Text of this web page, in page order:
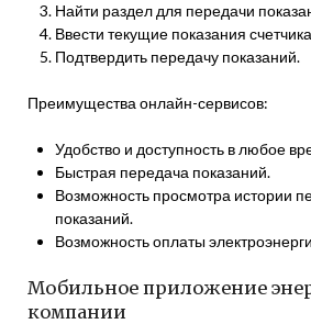
Найти раздел для передачи
Ввести текущие показания
Подтвердить передачу показаний.
Преимущества онлайн-сервисов:
Удобство и доступность в любое
Быстрая передача показаний.
Возможность просмотра истории
показаний.
Возможность оплаты
Мобильное приложение
компании